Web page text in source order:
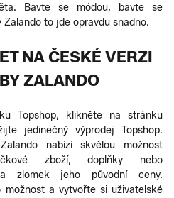
Bavte se módou, bavte se
to jde opravdu snadno.
NA ČESKÉ VERZI
ZALANDO
Topshop, klikněte na stránku
jedinečný výprodej Topshop.
nabízí skvělou možnost
zboží, doplňky nebo
zlomek jeho původní ceny.
a vytvořte si uživatelské